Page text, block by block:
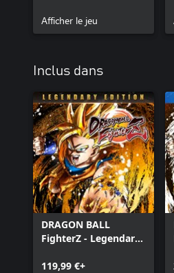
Afficher le jeu
Inclus dans
DRAGON BALL
FighterZ - Legendary
X|S & Xbox One)
119,99 €+